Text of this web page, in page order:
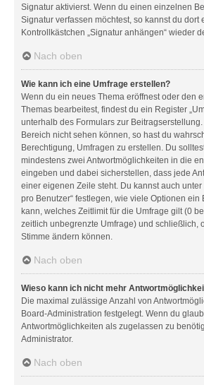
Signatur aktivierst. Wenn du einen einzelnen
Signatur verfassen möchtest, so kannst du dort
Kontrollkästchen „Signatur anhängen“ wieder
Nach oben
Wie kann ich eine Umfrage erstellen?
Wenn du ein neues Thema eröffnest oder den
Themas bearbeitest, findest du ein Register
unterhalb des Formulars zur
Bereich nicht sehen können, so hast du
Berechtigung, Umfragen zu erstellen. Du
mindestens zwei Antwortmöglichkeiten in die
eingeben und dabei sicherstellen, dass jede
einer eigenen Zeile steht. Du kannst auch
pro Benutzer“ festlegen, wie viele Optionen ein
kann, welches Zeitlimit für die Umfrage gilt (0
zeitlich unbegrenzte Umfrage) und schließlich,
Stimme ändern können.
Nach oben
Wieso kann ich nicht mehr
Die maximal zulässige Anzahl von
Board-Administration festgelegt. Wenn du
Antwortmöglichkeiten als zugelassen zu
Administrator.
Nach oben